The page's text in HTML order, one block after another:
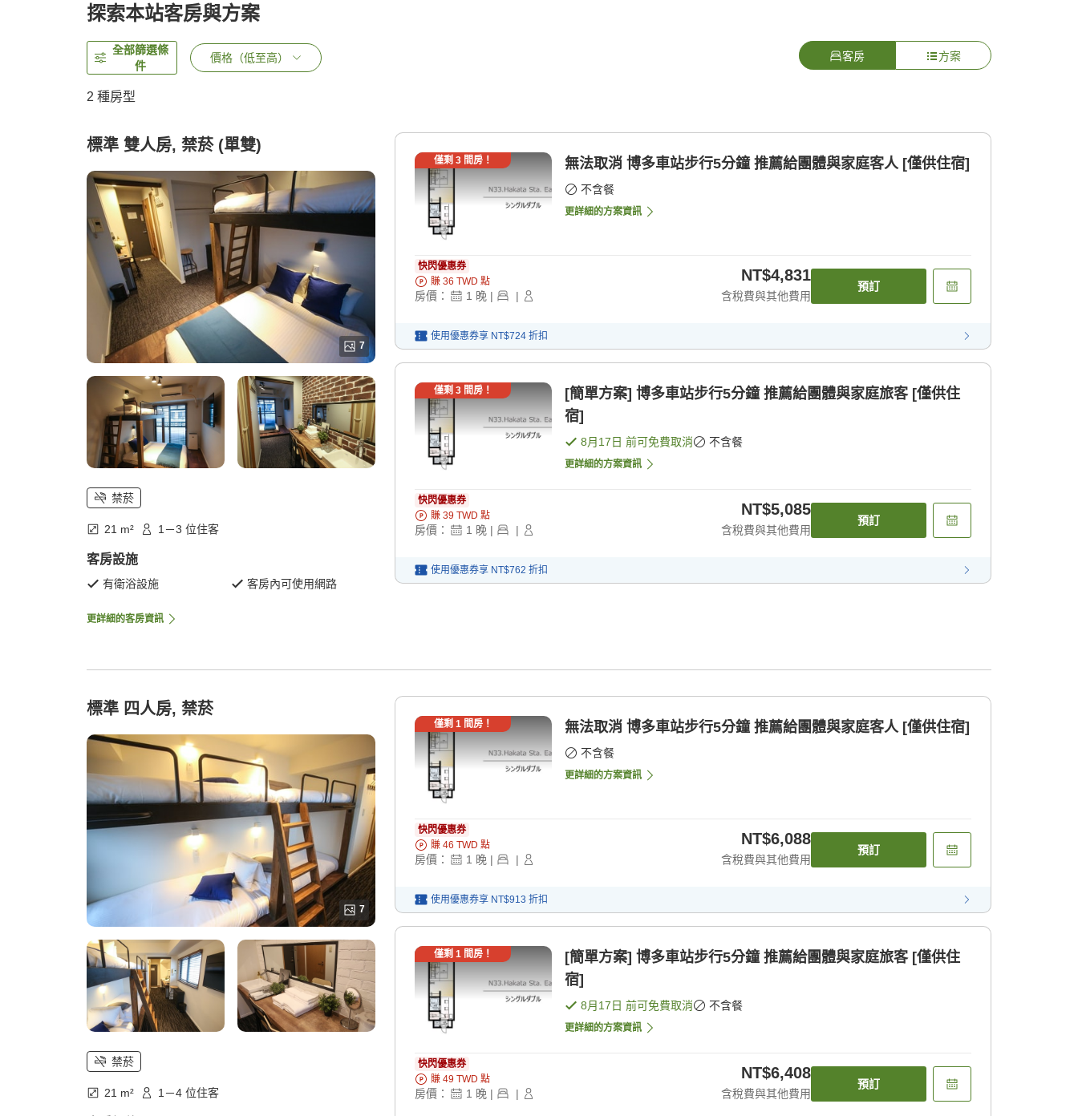
探索本站客房與方案
全部篩選條
件
價格（低至高） 客房 方案
2 種房型
標準 雙人房, 禁菸 (單雙)
7
禁菸
21 m² 1－3 位住客
客房設施
有衛浴設施 客房內可使用網路
更詳細的客房資訊
僅剩 3間房！ 無法取消 博多車站步行5分鐘 推薦給團體與家庭客人 [僅供住宿]
不含餐
更詳細的方案資訊
快閃優惠券
賺 36 TWD 點
房價： 1 晚 | |
NT$4,831
含稅費與其他費用
預訂
使用優惠券享 NT$724 折扣
僅剩 3間房！
[簡單方案] 博多車站步行5分鐘 推薦給團體與家庭旅客 [僅供住
宿]
8月17日 前可免費取消 不含餐
更詳細的方案資訊
快閃優惠券
賺 39 TWD 點
房價： 1 晚 | |
NT$5,085
含稅費與其他費用
預訂
使用優惠券享 NT$762 折扣
標準 四人房, 禁菸
7
禁菸
21 m² 1－4 位住客
僅剩 1間房！ 無法取消 博多車站步行5分鐘 推薦給團體與家庭客人 [僅供住宿]
不含餐
更詳細的方案資訊
快閃優惠券
賺 46 TWD 點
房價： 1 晚 | |
NT$6,088
含稅費與其他費用
預訂
使用優惠券享 NT$913 折扣
僅剩 1間房！
[簡單方案] 博多車站步行5分鐘 推薦給團體與家庭旅客 [僅供住
宿]
8月17日 前可免費取消 不含餐
更詳細的方案資訊
快閃優惠券
賺 49 TWD 點
房價： 1 晚 | |
NT$6,408
含稅費與其他費用
預訂